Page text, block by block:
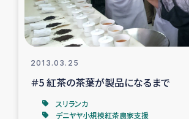
2013.03.25
＃5 紅茶の茶葉が製品になるまで
スリランカ
デニヤヤ小規模紅茶農家支援